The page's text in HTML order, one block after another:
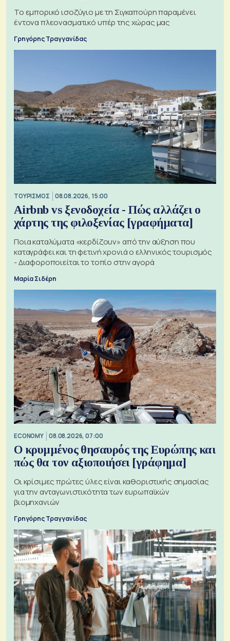
Το εμπορικό ισοζύγιο με τη Σιγκαπούρη παραμένει
έντονα πλεονασματικό υπέρ της χώρας μας
Γρηγόρης Τραγγανίδας
ΤΟΥΡΙΣΜΟΣ 08.08.2026, 15:00
Airbnb vs ξενοδοχεία - Πώς αλλάζει ο
χάρτης της φιλοξενίας [γραφήματα]
Ποια καταλύματα «κερδίζουν» από την αύξηση που
καταγράφει και τη φετινή χρονιά ο ελληνικός τουρισμός
- Διαφοροποιείται το τοπίο στην αγορά
Μαρία Σιδέρη
ECONOMY 08.08.2026, 07:00
Ο κρυμμένος θησαυρός της Ευρώπης και
πώς θα τον αξιοποιήσει [γράφημα]
Οι κρίσιμες πρώτες ύλες είναι καθοριστικής σημασίας
για την ανταγωνιστικότητα των ευρωπαϊκών
βιομηχανιών
Γρηγόρης Τραγγανίδας